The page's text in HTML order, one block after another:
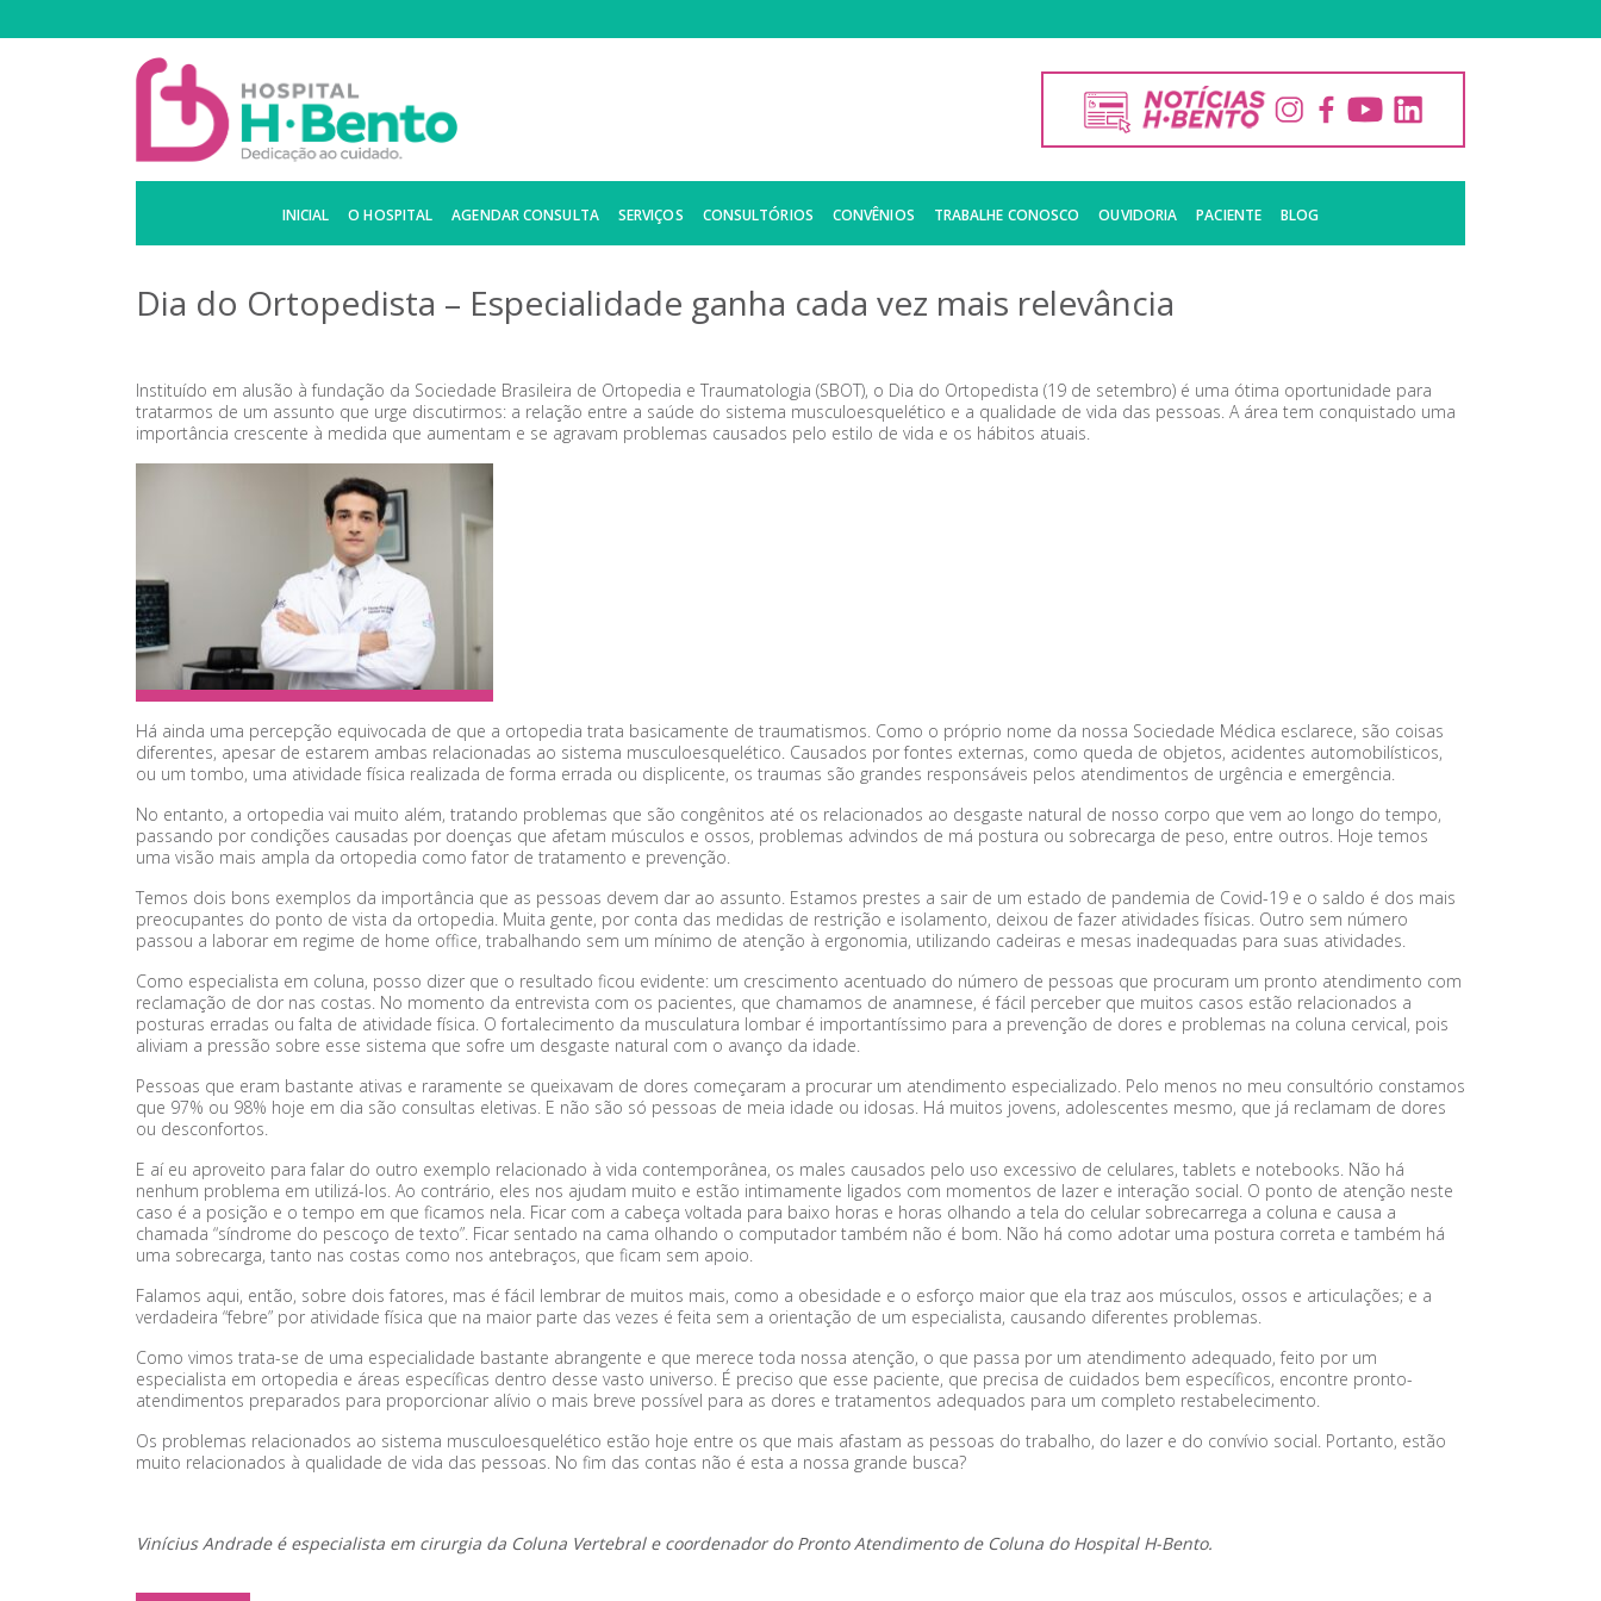
INICIAL O HOSPITAL AGENDAR CONSULTA SERVIÇOS CONSULTÓRIOS CONVÊNIOS TRABALHE CONOSCO OUVIDORIA PACIENTE BLOG
Dia do Ortopedista – Especialidade ganha cada vez mais relevância
Instituído em alusão à fundação da Sociedade Brasileira de Ortopedia e Traumatologia (SBOT), o Dia do Ortopedista (19 de setembro) é uma ótima oportunidade para
tratarmos de um assunto que urge discutirmos: a relação entre a saúde do sistema musculoesquelético e a qualidade de vida das pessoas. A área tem conquistado uma
importância crescente à medida que aumentam e se agravam problemas causados pelo estilo de vida e os hábitos atuais.
Há ainda uma percepção equivocada de que a ortopedia trata basicamente de traumatismos. Como o próprio nome da nossa Sociedade Médica esclarece, são coisas
diferentes, apesar de estarem ambas relacionadas ao sistema musculoesquelético. Causados por fontes externas, como queda de objetos, acidentes automobilísticos,
ou um tombo, uma atividade física realizada de forma errada ou displicente, os traumas são grandes responsáveis pelos atendimentos de urgência e emergência.
No entanto, a ortopedia vai muito além, tratando problemas que são congênitos até os relacionados ao desgaste natural de nosso corpo que vem ao longo do tempo,
passando por condições causadas por doenças que afetam músculos e ossos, problemas advindos de má postura ou sobrecarga de peso, entre outros. Hoje temos
uma visão mais ampla da ortopedia como fator de tratamento e prevenção.
Temos dois bons exemplos da importância que as pessoas devem dar ao assunto. Estamos prestes a sair de um estado de pandemia de Covid-19 e o saldo é dos mais
preocupantes do ponto de vista da ortopedia. Muita gente, por conta das medidas de restrição e isolamento, deixou de fazer atividades físicas. Outro sem número
passou a laborar em regime de home office, trabalhando sem um mínimo de atenção à ergonomia, utilizando cadeiras e mesas inadequadas para suas atividades.
Como especialista em coluna, posso dizer que o resultado ficou evidente: um crescimento acentuado do número de pessoas que procuram um pronto atendimento com
reclamação de dor nas costas. No momento da entrevista com os pacientes, que chamamos de anamnese, é fácil perceber que muitos casos estão relacionados a
posturas erradas ou falta de atividade física. O fortalecimento da musculatura lombar é importantíssimo para a prevenção de dores e problemas na coluna cervical, pois
aliviam a pressão sobre esse sistema que sofre um desgaste natural com o avanço da idade.
Pessoas que eram bastante ativas e raramente se queixavam de dores começaram a procurar um atendimento especializado. Pelo menos no meu consultório constamos
que 97% ou 98% hoje em dia são consultas eletivas. E não são só pessoas de meia idade ou idosas. Há muitos jovens, adolescentes mesmo, que já reclamam de dores
ou desconfortos.
E aí eu aproveito para falar do outro exemplo relacionado à vida contemporânea, os males causados pelo uso excessivo de celulares, tablets e notebooks. Não há
nenhum problema em utilizá-los. Ao contrário, eles nos ajudam muito e estão intimamente ligados com momentos de lazer e interação social. O ponto de atenção neste
caso é a posição e o tempo em que ficamos nela. Ficar com a cabeça voltada para baixo horas e horas olhando a tela do celular sobrecarrega a coluna e causa a
chamada “síndrome do pescoço de texto”. Ficar sentado na cama olhando o computador também não é bom. Não há como adotar uma postura correta e também há
uma sobrecarga, tanto nas costas como nos antebraços, que ficam sem apoio.
Falamos aqui, então, sobre dois fatores, mas é fácil lembrar de muitos mais, como a obesidade e o esforço maior que ela traz aos músculos, ossos e articulações; e a
verdadeira “febre” por atividade física que na maior parte das vezes é feita sem a orientação de um especialista, causando diferentes problemas.
Como vimos trata-se de uma especialidade bastante abrangente e que merece toda nossa atenção, o que passa por um atendimento adequado, feito por um
especialista em ortopedia e áreas específicas dentro desse vasto universo. É preciso que esse paciente, que precisa de cuidados bem específicos, encontre pronto-
atendimentos preparados para proporcionar alívio o mais breve possível para as dores e tratamentos adequados para um completo restabelecimento.
Os problemas relacionados ao sistema musculoesquelético estão hoje entre os que mais afastam as pessoas do trabalho, do lazer e do convívio social. Portanto, estão
muito relacionados à qualidade de vida das pessoas. No fim das contas não é esta a nossa grande busca?
Vinícius Andrade é especialista em cirurgia da Coluna Vertebral e coordenador do Pronto Atendimento de Coluna do Hospital H-Bento.